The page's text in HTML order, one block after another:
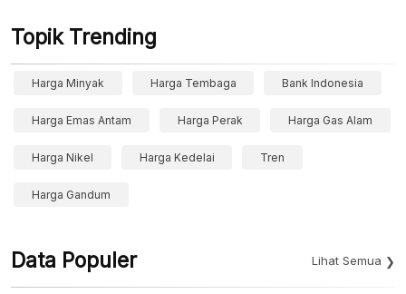
Topik Trending
Harga Minyak Harga Tembaga Bank Indonesia
Harga Emas Antam Harga Perak Harga Gas Alam
Harga Nikel Harga Kedelai Tren
Harga Gandum
Data Populer Lihat Semua